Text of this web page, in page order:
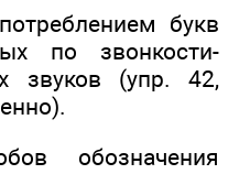
букв
по звонкости-
звуков (упр. 42,
обозначения